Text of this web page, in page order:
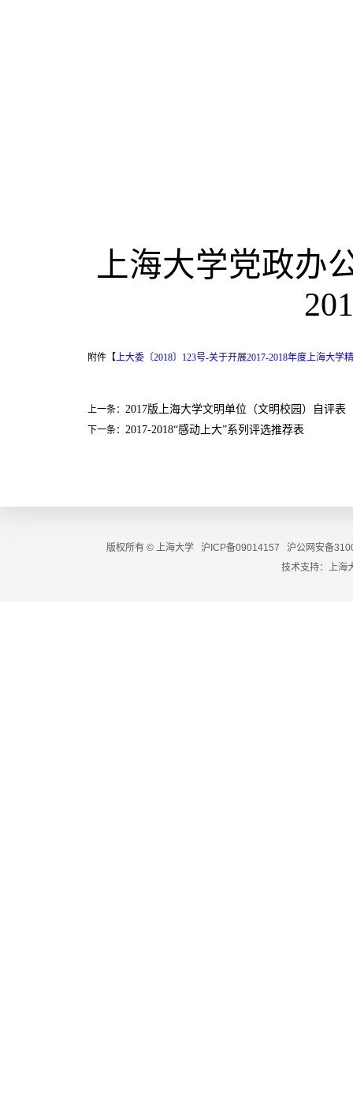
上海
2018年
附件【上大委〔2018〕123号-关于开展2017-2018年度上海大学
上一条： 2017版上海大学文明单位（文明校园）自评表
下一条： 2017-2018“感动上大”系列评选推荐表
版权所有 © 上海大学 沪ICP备09014157
沪公网安备
技术支持： 上海